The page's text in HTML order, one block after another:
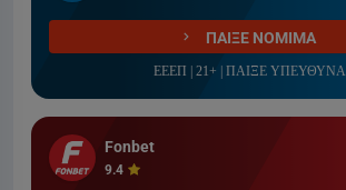
ΠΑΙΞΕ ΝΟΜΙΜΑ
ΕΕΕΠ | 21+ | ΠΑΙΞΕ ΥΠΕΥΘΥΝΑ
Fonbet
9.4